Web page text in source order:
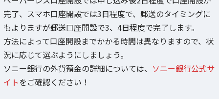
完了、スマホ口座開設では3日程度で、郵送のタイミングに
もよりますが郵送口座開設で3、4日程度で完了します。
方法によって口座開設までかかる時間は異なりますので、状
況に応じて選ぶようにしましょう。
ソニー銀行の外貨預金の詳細については、 ソニー銀行公式サ
イトをご確認ください！